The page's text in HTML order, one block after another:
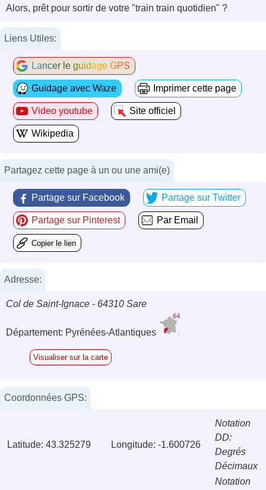
Alors, prêt pour sortir de votre "train train quotidien" ?
Liens Utiles:
Lancer le guidage GPS
Guidage avec Waze Imprimer cette page
Video youtube Site officiel
Wikipedia
Partagez cette page à un ou une ami(e)
Partage sur Facebook Partage sur Twitter
Partage sur Pinterest Par Email
Copier le lien
Adresse:
Col de Saint-Ignace - 64310 Sare
Département: Pyrénées-Atlantiques
64
Visualiser sur la carte
Coordonnées GPS:
Latitude: 43.325279 Longitude: -1.600726
Notation
DD:
Degrés
Décimaux
Notation